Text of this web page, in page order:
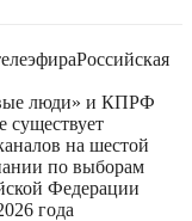
Российская
люди» и КПРФ
существует
на шестой
по выборам
Федерации
года